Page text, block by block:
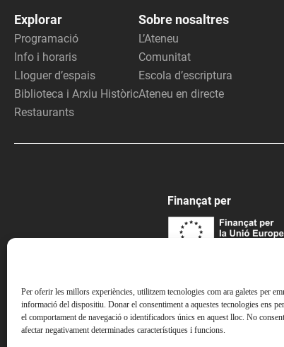
Per oferir les millors experiències, utilitzem tecnologies com ara galetes per
informació del dispositiu. Donar el consentiment a aquestes tecnologies ens
el comportament de navegació o identificadors únics en aquest lloc. No
afectar negativament determinades característiques i funcions.
Explorar
Programació
Info i horaris
Lloguer d’espais
Biblioteca i Arxiu Històric
Restaurants
Sobre nosaltres
L’Ateneu
Comunitat
Escola d’escriptura
Ateneu en directe
Finançat per